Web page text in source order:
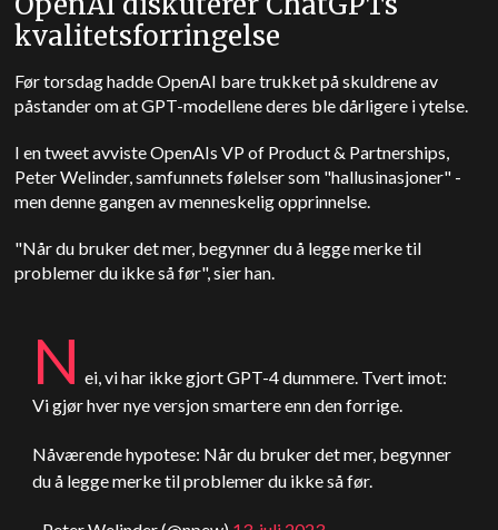
kvalitetsforringelse
Før torsdag hadde OpenAI bare trukket på skuldrene av
påstander om at GPT-modellene deres ble dårligere i ytelse.
I en tweet avviste OpenAIs VP of Product & Partnerships,
Peter Welinder, samfunnets følelser som "hallusinasjoner" -
men denne gangen av menneskelig opprinnelse.
"Når du bruker det mer, begynner du å legge merke til
problemer du ikke så før", sier han.
N ei, vi har ikke gjort GPT-4 dummere. Tvert imot:
Vi gjør hver nye versjon smartere enn den forrige.
Nåværende hypotese: Når du bruker det mer, begynner
du å legge merke til problemer du ikke så før.